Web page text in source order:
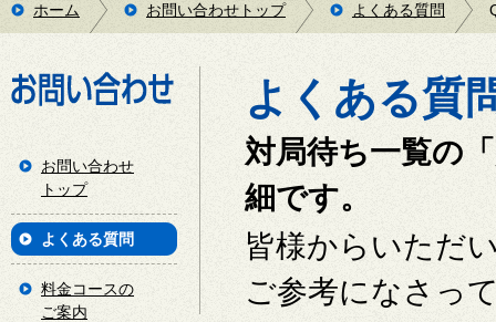
ホーム お問い合わせトップ よくある質問
よくある質
対局待ち一覧の
細です。
皆様からいただ
ご参考になさっ
お問い合わせ
トップ
よくある質問
料金コースの
ご案内